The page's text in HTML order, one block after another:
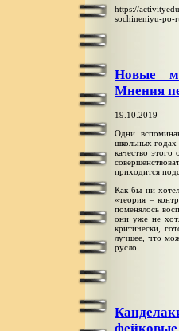
https://
sochineniyu-po-
Новые
Мнения
19.10.2019
Одни
школьных
качество этого
приходится
Как бы ни
«теория –
поменялось
они уже не
критически,
лучшее, что
русло.